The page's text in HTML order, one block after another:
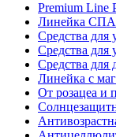
Premium Line
Линейка СПА
Средства для
Средства для
Средства для
Линейка с
От розацеа и